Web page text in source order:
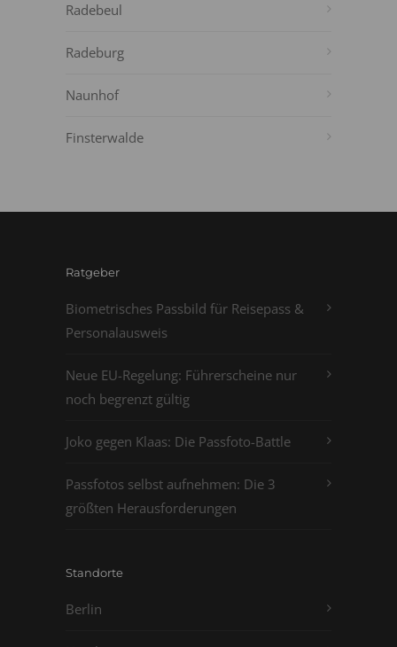
Radebeul
Radeburg
Naunhof
Finsterwalde
Ratgeber
Biometrisches Passbild für Reisepass &
Personalausweis
Neue EU-Regelung: Führerscheine nur
noch begrenzt gültig
Joko gegen Klaas: Die Passfoto-Battle
Passfotos selbst aufnehmen: Die 3
größten Herausforderungen
Standorte
Berlin